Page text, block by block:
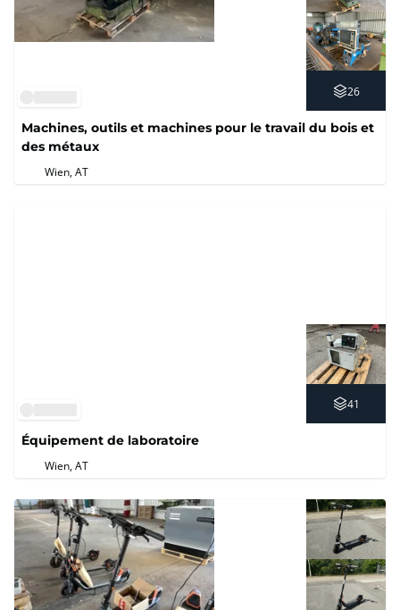
26
Machines, outils et machines pour le travail du bois et
des métaux
Wien, AT
41
Équipement de laboratoire
Wien, AT